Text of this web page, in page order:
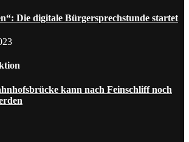
Die digitale Bürgersprechstunde startet
kann nach Feinschliff noch